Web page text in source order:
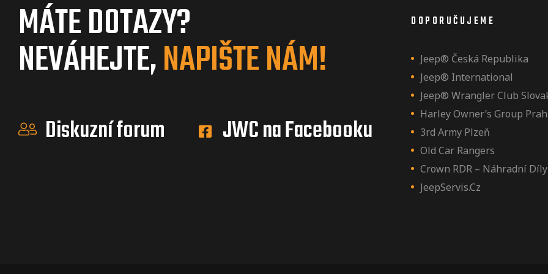
MÁTE DOTAZY?
NEVÁHEJTE,NAPIŠTE NÁM!
Diskuzní forum JWC na Facebooku
DOPORUČUJEME
Jeep® Česká Republika
Jeep® International
Jeep® Wrangler Club
Harley Owner’s Group
3rd Army Plzeň
Old Car Rangers
Crown RDR – Náhradní Díly
JeepServis.cz